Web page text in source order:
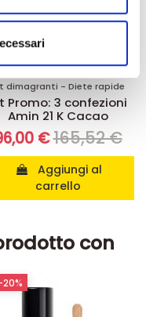
inoltre
il nostro sito con i
dei dati web,
combinarle
loro o che hanno
dimagranti - Diete rapide
Promo: 3 confezioni
Amin 21 K Cacao
€165,52 €
carrello
con